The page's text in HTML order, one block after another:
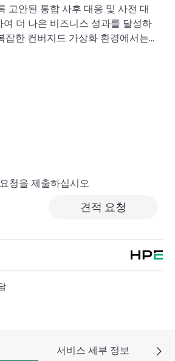
고안된 통합 사후 대응 및 사전 대
여 더 나은 비즈니스 성과를 달성하
잡한 컨버지드 가상화 환경에서는
한 환경에 있는 장치를 지원하도록
Area Network) 및 네트워크를 아우르
연락이 가능한 향상된 통화 환경
위한 향상된 사고 관리 절차를 활용
Care 지원을 제공하는 기술 솔루션 전
간을 줄이고 생산성을 높이도록 고
도구로 무장하고 있습니다
청을 제출하십시오
견적 요청
서비스 세부 정보